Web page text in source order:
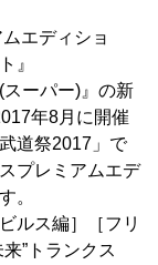
エディショ
』
ーパー)』の新
年8月に開催
道祭2017」で
プレミアムエデ
。
ルス編］［フリ
”トランクス